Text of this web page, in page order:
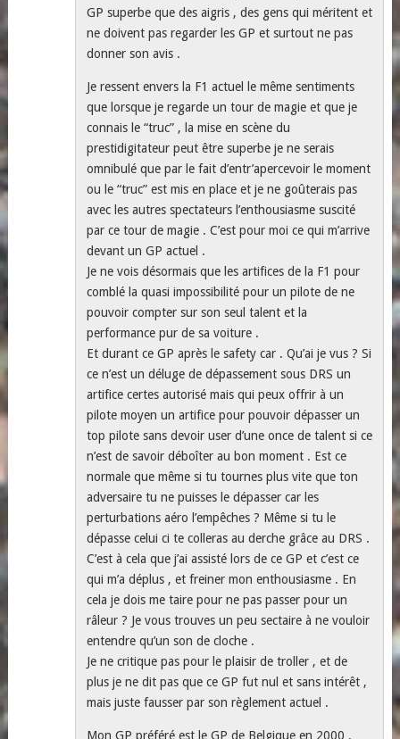
GP superbe que des aigris , des gens qui méritent et
ne doivent pas regarder les GP et surtout ne pas
donner son avis .
Je ressent envers la F1 actuel le même sentiments
que lorsque je regarde un tour de magie et que je
connais le “truc” , la mise en scène du
prestidigitateur peut être superbe je ne serais
omnibulé que par le fait d’entr’apercevoir le moment
ou le “truc” est mis en place et je ne goûterais pas
avec les autres spectateurs l’enthousiasme suscité
par ce tour de magie . C’est pour moi ce qui m’arrive
devant un GP actuel .
Je ne vois désormais que les artifices de la F1 pour
comblé la quasi impossibilité pour un pilote de ne
pouvoir compter sur son seul talent et la
performance pur de sa voiture .
Et durant ce GP après le safety car . Qu’ai je vus ? Si
ce n’est un déluge de dépassement sous DRS un
artifice certes autorisé mais qui peux offrir à un
pilote moyen un artifice pour pouvoir dépasser un
top pilote sans devoir user d’une once de talent si ce
n’est de savoir déboîter au bon moment . Est ce
normale que même si tu tournes plus vite que ton
adversaire tu ne puisses le dépasser car les
perturbations aéro l’empêches ? Même si tu le
dépasse celui ci te colleras au derche grâce au DRS .
C’est à cela que j’ai assisté lors de ce GP et c’est ce
qui m’a déplus , et freiner mon enthousiasme . En
cela je dois me taire pour ne pas passer pour un
râleur ? Je vous trouves un peu sectaire à ne vouloir
entendre qu’un son de cloche .
Je ne critique pas pour le plaisir de troller , et de
plus je ne dit pas que ce GP fut nul et sans intérêt ,
mais juste fausser par son règlement actuel .
Mon GP préféré est le GP de Belgique en 2000 .